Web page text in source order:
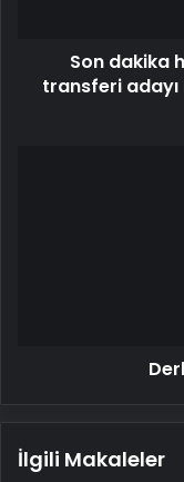
Galatasaray'a
karşı
Son dakika
transferi
İlgili Makaleler